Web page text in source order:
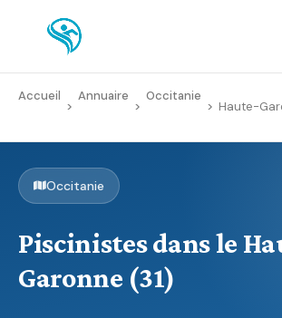
Accueil
>
Annuaire
>
Occitanie
> Haute-
Occitanie
Piscinistes dans le
Garonne (31)